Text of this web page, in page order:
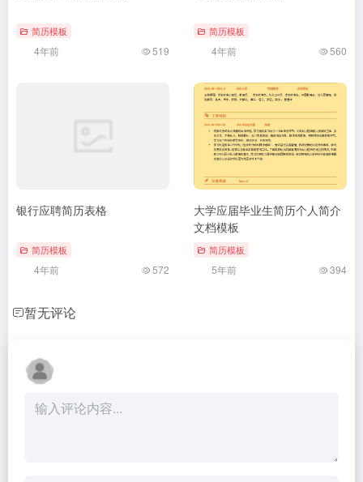
简历模板
4年前 519
简历模板
4年前 560
银行应聘简历表格
简历模板
4年前 572
大学应届毕业生简历个人简介
文档模板
简历模板
5年前 394
暂无评论